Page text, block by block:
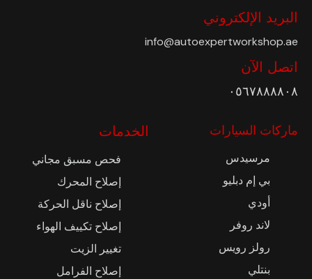
البريد الإلكتروني
info@autoexpertworkshop.ae
اتصل الآن
٠٥٦٧٨٨٨٨٠٨
ماركات السيارات
مرسيدس
بي إم دبليو
أودي
لاند روفر
رولز رويس
بنتلي
الخدمات
فحص مسبق مجاني
إصلاح المحرك
إصلاح ناقل الحركة
إصلاح تكييف الهواء
تغيير الزيت
إصلاح الفرامل